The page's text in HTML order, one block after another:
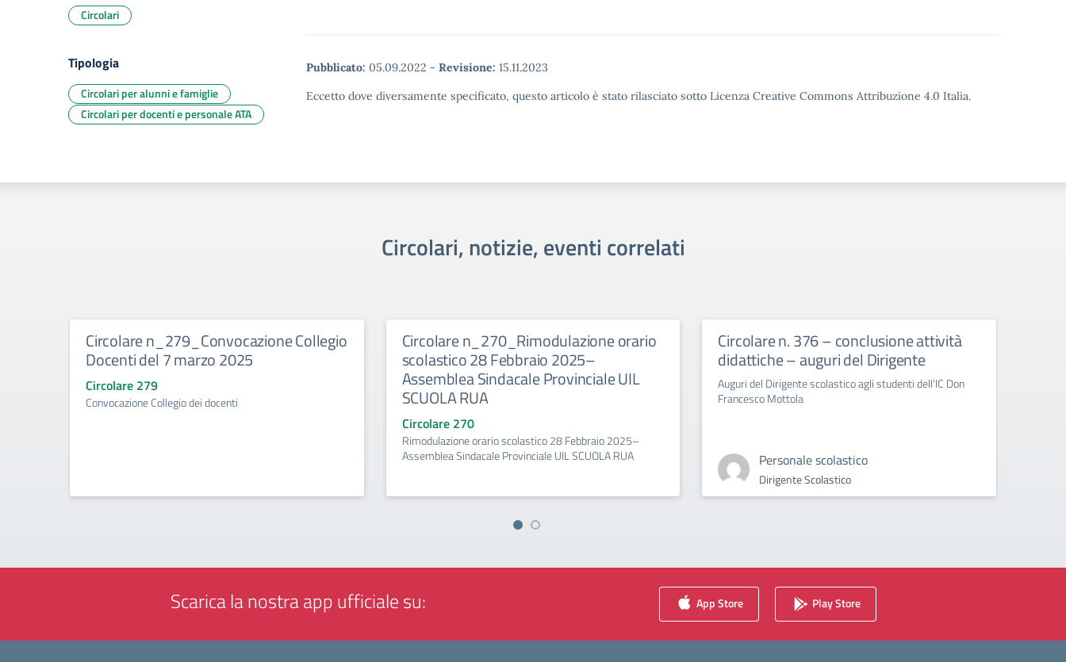
Pubblicato: 05.09.2022 - Revisione: 15.11.2023
Eccetto dove diversamente specificato, questo articolo è stato rilasciato sotto Licenza Creative Commons Attribuzione 4.0 Italia.
Circolari
Tipologia
Circolari per alunni e famiglie
Circolari per docenti e personale ATA
Circolari, notizie, eventi correlati
Circolare n_279_Convocazione Collegio
Docenti del 7 marzo 2025
Circolare 279
Convocazione Collegio dei docenti
Circolare n_270_Rimodulazione orario
scolastico 28 Febbraio 2025–
Assemblea Sindacale Provinciale UIL
SCUOLA RUA
Circolare 270
Rimodulazione orario scolastico 28 Febbraio 2025–
Assemblea Sindacale Provinciale UIL SCUOLA RUA
Circolare n. 376 – conclusione attività
didattiche – auguri del Dirigente
Auguri del Dirigente scolastico agli studenti dell'IC Don
Francesco Mottola
Personale scolastico
Dirigente Scolastico
Scarica la nostra app ufficiale su: App Store Play Store